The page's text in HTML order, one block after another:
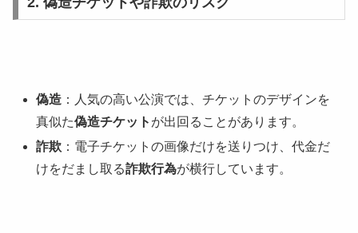
偽造 ：人気の高い公演では、チケットのデザインを
真似た偽造チケット が出回ることがあります。
詐欺 ：電子チケットの画像だけを送りつけ、代金だ
けをだまし取る詐欺行為が横行しています。